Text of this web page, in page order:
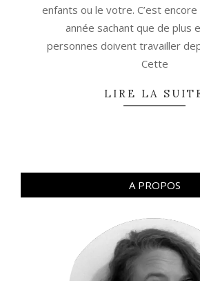
enfants ou le votre. C’est
année sachant que de plus
personnes doivent travailler
Cette
LIRE LA
A PROPOS